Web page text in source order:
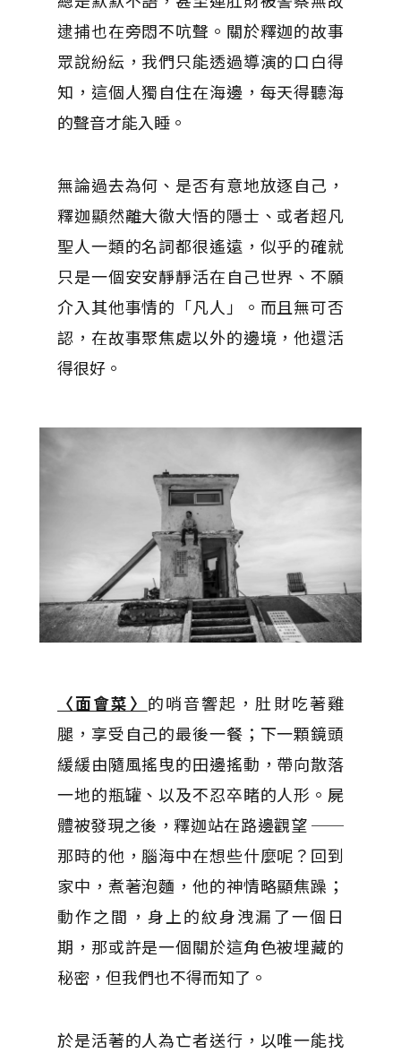
逮捕也在旁悶不吭聲。關於釋迦的故事
眾說紛紜，我們只能透過導演的口白得
知，這個人獨自住在海邊，每天得聽海
的聲音才能入睡。
無論過去為何、是否有意地放逐自己，
釋迦顯然離大徹大悟的隱士、或者超凡
聖人一類的名詞都很遙遠，似乎的確就
只是一個安安靜靜活在自己世界、不願
介入其他事情的「凡人」。而且無可否
認，在故事聚焦處以外的邊境，他還活
得很好。
〈面會菜〉 的哨音響起，肚財吃著雞
腿，享受自己的最後一餐；下一顆鏡頭
緩緩由隨風搖曳的田邊搖動，帶向散落
一地的瓶罐、以及不忍卒睹的人形。屍
體被發現之後，釋迦站在路邊觀望 ──
那時的他，腦海中在想些什麼呢？回到
家中，煮著泡麵，他的神情略顯焦躁；
動作之間，身上的紋身洩漏了一個日
期，那或許是一個關於這角色被埋藏的
秘密，但我們也不得而知了。
於是活著的人為亡者送行，以唯一能找